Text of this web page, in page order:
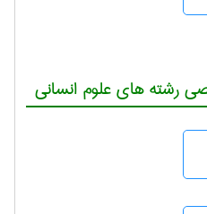
رشته های علوم انسانی